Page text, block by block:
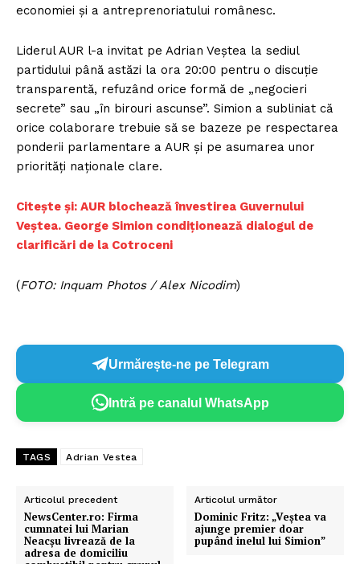
economiei și a antreprenoriatului românesc.
Liderul AUR l-a invitat pe Adrian Veștea la sediul
partidului până astăzi la ora 20:00 pentru o discuție
transparentă, refuzând orice formă de „negocieri
secrete” sau „în birouri ascunse”. Simion a subliniat că
orice colaborare trebuie să se bazeze pe respectarea
ponderii parlamentare a AUR și pe asumarea unor
priorități naționale clare.
Citește și: AUR blochează învestirea Guvernului
Veștea. George Simion condiționează dialogul de
clarificări de la Cotroceni
(FOTO: Inquam Photos / Alex Nicodim)
Urmărește-ne pe Telegram
Intră pe canalul WhatsApp
TAGS Adrian Vestea
Articolul precedent
NewsCenter.ro: Firma
cumnatei lui Marian
Neacșu livrează de la
adresa de domiciliu
Articolul următor
Dominic Fritz: „Veștea va
ajunge premier doar
pupând inelul lui Simion”